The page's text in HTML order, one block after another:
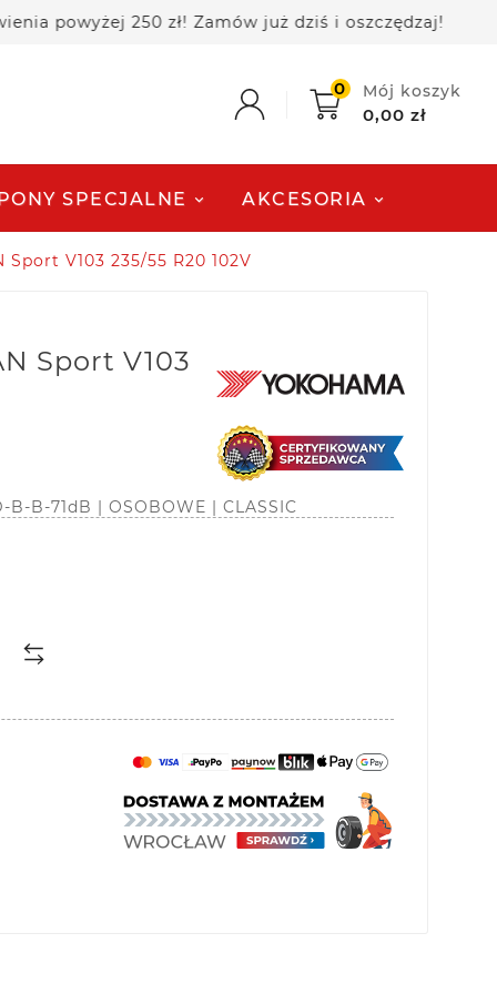
250 zł! Zamów już dziś i oszczędzaj!
0 Mój koszyk
0,00 zł
SPECJALNE AKCESORIA
Sport V103 235/55 R20 102V
Sport V103
B-71dB | OSOBOWE | CLASSIC